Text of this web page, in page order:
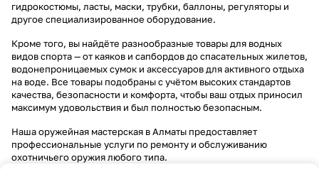
гидрокостюмы, ласты, маски, трубки, баллоны, регуляторы и
другое специализированное оборудование.
Кроме того, вы найдёте разнообразные товары для водных
видов спорта — от каяков и сапбордов до спасательных жилетов,
водонепроницаемых сумок и аксессуаров для активного отдыха
на воде. Все товары подобраны с учётом высоких стандартов
качества, безопасности и комфорта, чтобы ваш отдых приносил
максимум удовольствия и был полностью безопасным.
Наша оружейная мастерская в Алматы предоставляет
профессиональные услуги по ремонту и обслуживанию
охотничьего оружия любого типа.